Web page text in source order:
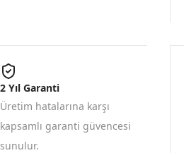
2 Yıl Garanti
Üretim hatalarına karşı
kapsamlı garanti güvencesi
sunulur.